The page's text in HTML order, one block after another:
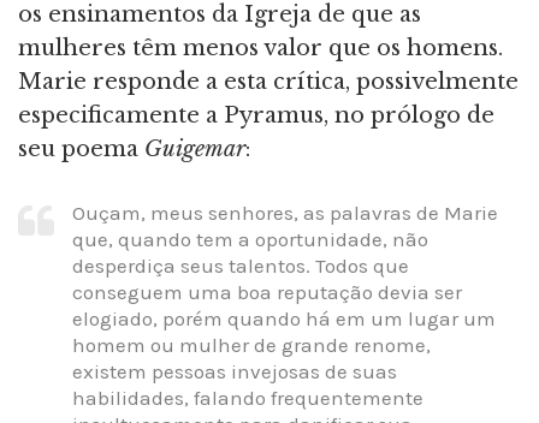
os ensinamentos da Igreja de que as
mulheres têm menos valor que os homens.
Marie responde a esta crítica, possivelmente
especificamente a Pyramus, no prólogo de
seu poema Guigemar:
Ouçam, meus senhores, as palavras de Marie
que, quando tem a oportunidade, não
desperdiça seus talentos. Todos que
conseguem uma boa reputação devia ser
elogiado, porém quando há em um lugar um
homem ou mulher de grande renome,
existem pessoas invejosas de suas
habilidades, falando frequentemente